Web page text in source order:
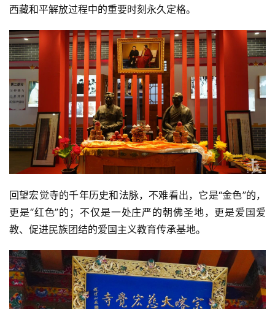
策
法
规
免
声
明
西藏和平解放过程中的重要时刻永久定格。
回望宏觉寺的千年历史和法脉，不难看出，它是“金色”的，
更是“红色”的；不仅是一处庄严的朝佛圣地，更是爱国爱
教、促进民族团结的爱国主义教育传承基地。